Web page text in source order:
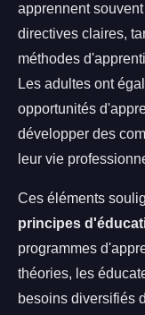
apprennent
directives claires,
méthodes
Les adultes ont
opportunités
développer des
leur vie
Ces éléments
principes
programmes
théories, les
besoins diversifiés